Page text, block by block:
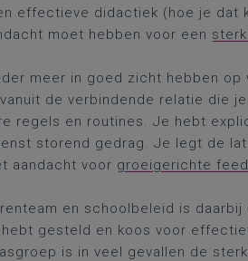
effectieve didactiek (hoe je dat
moet hebben voor een
meer in goed zicht hebben op
de verbindende relatie die
regels en routines. Je hebt
storend gedrag. Je legt de
aandacht voor groeigerichte
en schoolbeleid is
gesteld en koos voor
is in veel gevallen de